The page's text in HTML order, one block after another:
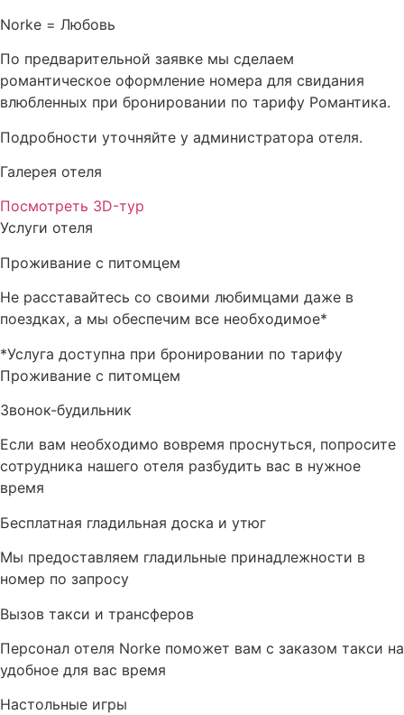
Norke = Любовь
По предварительной заявке мы сделаем
романтическое оформление номера для свидания
влюбленных при бронировании по тарифу Романтика.
Подробности уточняйте у администратора отеля.
Галерея отеля
Посмотреть 3D-тур
Услуги отеля
Проживание с питомцем
Не расставайтесь со своими любимцами даже в
поездках, а мы обеспечим все необходимое*
*Услуга доступна при бронировании по тарифу
Проживание с питомцем
Звонок-будильник
Если вам необходимо вовремя проснуться, попросите
сотрудника нашего отеля разбудить вас в нужное
время
Бесплатная гладильная доска и утюг
Мы предоставляем гладильные принадлежности в
номер по запросу
Вызов такси и трансферов
Персонал отеля Norke поможет вам с заказом такси на
удобное для вас время
Настольные игры